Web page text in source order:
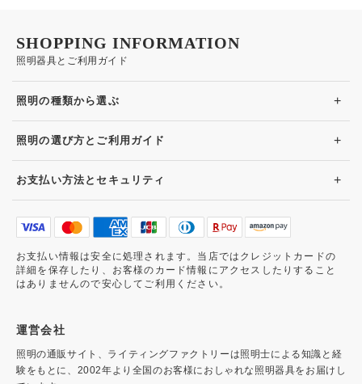
照明器具とご利用ガイド
SHOPPING INFORMATION
照明の種類から選ぶ +
照明の選び方とご利用ガイド +
お支払い方法とセキュリティ +
お支払い情報は安全に処理されます。当店ではクレジットカードの
詳細を保存したり、お客様のカード情報にアクセスしたりすること
はありませんので安心してご利用ください。
運営会社
照明の通販サイト、ライティングファクトリーは照明士による知識と経
験をもとに、2002年より全国のお客様におしゃれな照明器具をお届けし